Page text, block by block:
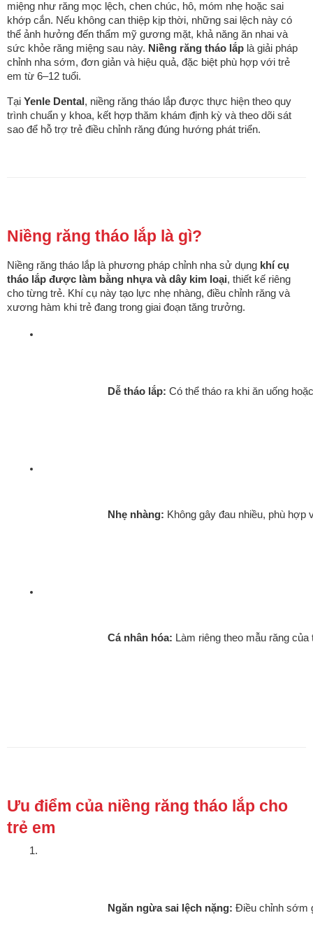
miệng như răng mọc lệch, chen chúc, hô, móm nhẹ hoặc sai
khớp cắn. Nếu không can thiệp kịp thời, những sai lệch này có
thể ảnh hưởng đến thẩm mỹ gương mặt, khả năng ăn nhai và
sức khỏe răng miệng sau này. Niềng răng tháo lắp là giải pháp
chỉnh nha sớm, đơn giản và hiệu quả, đặc biệt phù hợp với trẻ
em từ 6–12 tuổi.
Tại Yenle Dental , niềng răng tháo lắp được thực hiện theo quy
trình chuẩn y khoa, kết hợp thăm khám định kỳ và theo dõi sát
sao để hỗ trợ trẻ điều chỉnh răng đúng hướng phát triển.
Niềng răng tháo lắp là gì?
Niềng răng tháo lắp là phương pháp chỉnh nha sử dụng khí cụ
tháo lắp được làm bằng nhựa và dây kim loại, thiết kế riêng
cho từng trẻ. Khí cụ này tạo lực nhẹ nhàng, điều chỉnh răng và
xương hàm khi trẻ đang trong giai đoạn tăng trưởng.
Dễ tháo lắp: Có thể tháo ra khi ăn uống
Nhẹ nhàng: Không gây đau nhiều, phù hợp
Cá nhân hóa: Làm riêng theo mẫu răng của
Ưu điểm của niềng răng tháo lắp cho
trẻ em
Ngăn ngừa sai lệch nặng: Điều chỉnh sớm